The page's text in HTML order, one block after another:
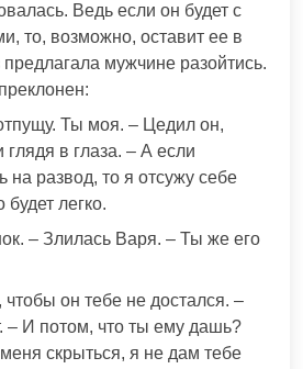
Ведь если он будет с
то, возможно, оставит ее в
мужчине разойтись.
Ты моя. – Цедил он,
в глаза. – А если
на развод, то я отсужу себе
легко.
– Злилась Варя. – Ты же его
он тебе не достался. –
– И потом, что ты ему дашь?
скрыться, я не дам тебе